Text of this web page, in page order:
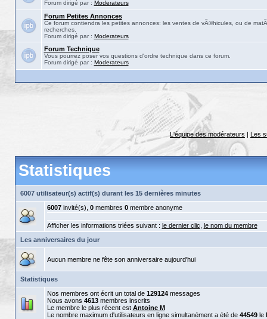
Forum dirigé par : Moderateurs
Forum Petites Annonces
Ce forum contiendra les petites annonces: les ventes de vÃ©hicules, ou de
recherches.
Forum dirigé par : Moderateurs
Forum Technique
Vous pourrez poser vos questions d'ordre technique dans ce forum.
Forum dirigé par : Moderateurs
L'équipe des modérateurs | Les
Statistiques
6007 utilisateur(s) actif(s) durant les 15 dernières minutes
6007invité(s), 0membres 0membre anonyme
Afficher les informations triées suivant : le dernier clic le nom du membre
Les anniversaires du jour
Aucun membre ne fête son anniversaire aujourd'hui
Statistiques
Nos membres ont écrit un total de 129124messages
Nous avons 4613membres inscrits
Le membre le plus récent est Antoine M
Le nombre maximum d'utilisateurs en ligne simultanément a été de 44549le